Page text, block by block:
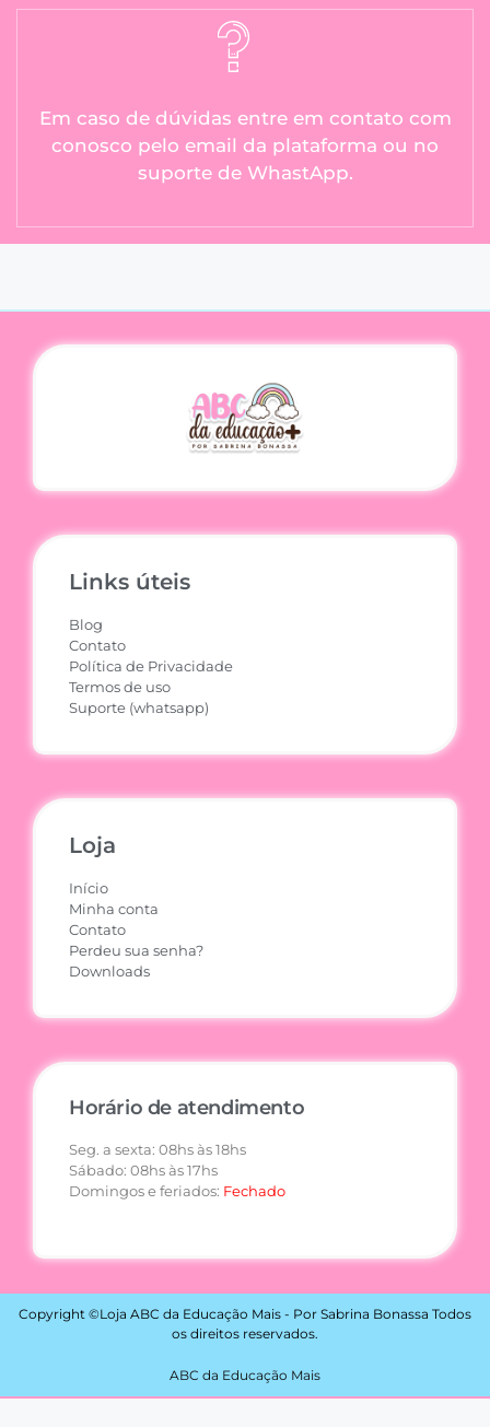
Em caso de dúvidas entre em contato com
conosco pelo email da plataforma ou no
suporte de WhastApp.
Links úteis
Blog
Contato
Política de Privacidade
Termos de uso
Suporte (whatsapp)
Loja
Início
Minha conta
Contato
Perdeu sua senha?
Downloads
Horário de atendimento
Seg. a sexta: 08hs às 18hs
Sábado: 08hs às 17hs
Domingos e feriados: Fechado
Copyright ©Loja ABC da Educação Mais - Por Sabrina Bonassa Todos
os direitos reservados.
ABC da Educação Mais